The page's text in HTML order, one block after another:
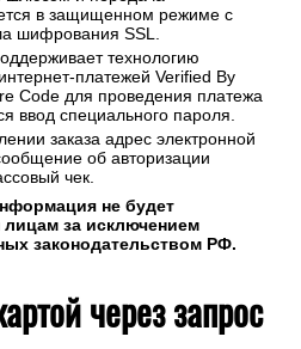
в защищенном режиме с
шифрования SSL.
технологию
платежей Verified By
Code для проведения платежа
ввод специального пароля.
заказа адрес электронной
об авторизации
чек.
не будет
лицам за исключением
законодательством РФ.
через запрос